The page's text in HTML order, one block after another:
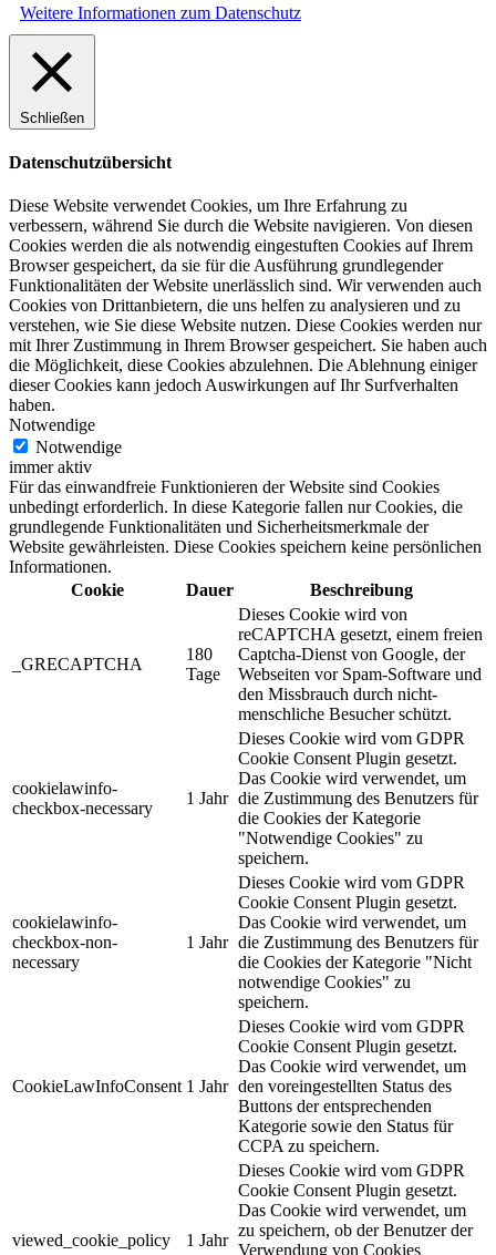
Weitere Informationen zum Datenschutz
Schließen
Datenschutzübersicht
Diese Website verwendet Cookies, um Ihre Erfahrung zu
verbessern, während Sie durch die Website navigieren. Von diesen
Cookies werden die als notwendig eingestuften Cookies auf Ihrem
Browser gespeichert, da sie für die Ausführung grundlegender
Funktionalitäten der Website unerlässlich sind. Wir verwenden auch
Cookies von Drittanbietern, die uns helfen zu analysieren und zu
verstehen, wie Sie diese Website nutzen. Diese Cookies werden nur
mit Ihrer Zustimmung in Ihrem Browser gespeichert. Sie haben auch
die Möglichkeit, diese Cookies abzulehnen. Die Ablehnung einiger
dieser Cookies kann jedoch Auswirkungen auf Ihr Surfverhalten
haben.
Notwendige
Notwendige
immer aktiv
Für das einwandfreie Funktionieren der Website sind Cookies
unbedingt erforderlich. In diese Kategorie fallen nur Cookies, die
grundlegende Funktionalitäten und Sicherheitsmerkmale der
Website gewährleisten. Diese Cookies speichern keine persönlichen
Informationen.
Cookie
Dauer Beschreibung
_GRECAPTCHA
180
Tage
Dieses Cookie wird von
reCAPTCHA gesetzt, einem freien
Captcha-Dienst von Google, der
Webseiten vor Spam-Software und
den Missbrauch durch nicht-
menschliche Besucher schützt.
cookielawinfo-
checkbox-necessary
1 Jahr
Dieses Cookie wird vom GDPR
Cookie Consent Plugin gesetzt.
Das Cookie wird verwendet, um
die Zustimmung des Benutzers für
die Cookies der Kategorie
"Notwendige Cookies" zu
speichern.
cookielawinfo-
checkbox-non-
necessary
1 Jahr
Dieses Cookie wird vom GDPR
Cookie Consent Plugin gesetzt.
Das Cookie wird verwendet, um
die Zustimmung des Benutzers für
die Cookies der Kategorie "Nicht
notwendige Cookies" zu
speichern.
CookieLawInfoConsent 1 Jahr
Dieses Cookie wird vom GDPR
Cookie Consent Plugin gesetzt.
Das Cookie wird verwendet, um
den voreingestellten Status des
Buttons der entsprechenden
Kategorie sowie den Status für
CCPA zu speichern.
viewed_cookie_policy 1 Jahr
Dieses Cookie wird vom GDPR
Cookie Consent Plugin gesetzt.
Das Cookie wird verwendet, um
zu speichern, ob der Benutzer der
Verwendung von Cookies